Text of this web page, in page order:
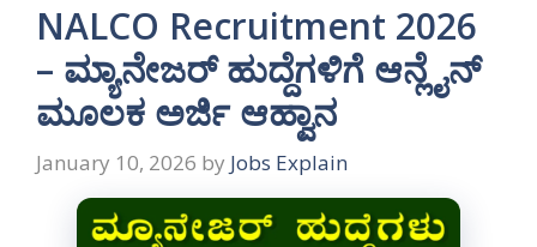
NALCO Recruitment 2026
– ಮ್ಯಾನೇಜರ್ ಹುದ್ದೆಗಳಿಗೆ ಆನ್ಲೈನ್
ಮೂಲಕ ಅರ್ಜಿ ಆಹ್ವಾನ
January 10, 2026 by Jobs Explain